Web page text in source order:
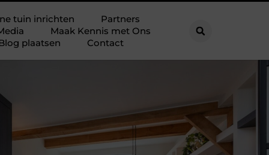
tuin inrichten
Partners
Maak Kennis met Ons
plaatsen
Contact